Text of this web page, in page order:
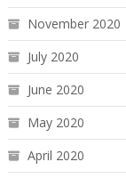
November 2020
July 2020
June 2020
May 2020
April 2020